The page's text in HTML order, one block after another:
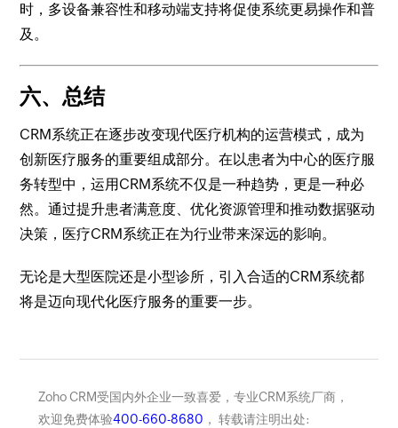
时，多设备兼容性和移动端支持将促使系统更易操作和普
及。
六、总结
CRM系统正在逐步改变现代医疗机构的运营模式，成为
创新医疗服务的重要组成部分。在以患者为中心的医疗服
务转型中，运用CRM系统不仅是一种趋势，更是一种必
然。通过提升患者满意度、优化资源管理和推动数据驱动
决策，医疗CRM系统正在为行业带来深远的影响。
无论是大型医院还是小型诊所，引入合适的CRM系统都
将是迈向现代化医疗服务的重要一步。
Zoho CRM受国内外企业一致喜爱，专业CRM系统厂商，
欢迎免费体验400-660-8680 ， 转载请注明出处: